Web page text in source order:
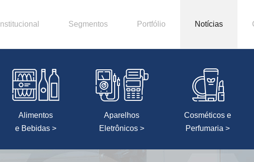
Institucional Segmentos Portfólio Notícias
Alimentos
e Bebidas >
Aparelhos
Eletrônicos >
Cosméticos e
Perfumaria >